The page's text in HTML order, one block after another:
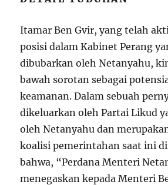
Itamar Ben Gvir, yang telah
posisi dalam Kabinet Perang
dibubarkan oleh Netanyahu,
bawah sorotan sebagai
keamanan. Dalam sebuah
dikeluarkan oleh Partai Likud
oleh Netanyahu dan
koalisi pemerintahan saat ini
bahwa, “Perdana Menteri
menegaskan kepada Menteri